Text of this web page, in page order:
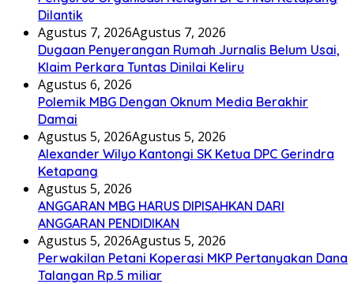
Dilantik
Agustus 7, 2026Agustus 7, 2026
Dugaan Penyerangan Rumah Jurnalis Belum Usai,
Klaim Perkara Tuntas Dinilai Keliru
Agustus 6, 2026
Polemik MBG Dengan Oknum Media Berakhir
Damai
Agustus 5, 2026Agustus 5, 2026
Alexander Wilyo Kantongi SK Ketua DPC Gerindra
Ketapang
Agustus 5, 2026
ANGGARAN MBG HARUS DIPISAHKAN DARI
ANGGARAN PENDIDIKAN
Agustus 5, 2026Agustus 5, 2026
Perwakilan Petani Koperasi MKP Pertanyakan Dana
Talangan Rp.5 miliar